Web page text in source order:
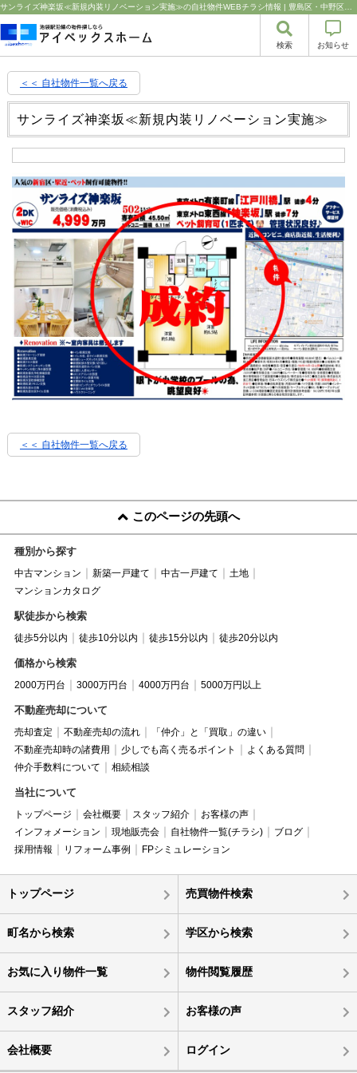
検索 お知らせ
＜＜ 自社物件一覧へ戻る
サンライズ神楽坂≪新規内装リノベーション実施≫
＜＜ 自社物件一覧へ戻る
このページの先頭へ
種別から探す
中古マンション 新築一戸建て 中古一戸建て
土地
マンションカタログ
駅徒歩から検索
徒歩5分以内 徒歩10分以内 徒歩15分以内 徒歩20分以内
価格から検索
2000万円台 3000万円台 4000万円台 5000万円以上
不動産売却について
売却査定 不動産売却の流れ
「仲介」と「買取」の違い
不動産売却時の諸費用
少しでも高く売るポイント
よくある質問
仲介手数料について
相続相談
当社について
トップページ 会社概要 スタッフ紹介
お客様の声
インフォメーション
現地販売会 自社物件一覧(チラシ)
ブログ
採用情報
リフォーム事例 FPシミュレーション
トップページ 売買物件検索
町名から検索 学区から検索
お気に入り物件一覧 物件閲覧履歴
スタッフ紹介 お客様の声
会社概要 ログイン